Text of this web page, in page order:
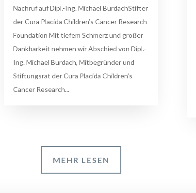
Nachruf auf Dipl.-Ing. Michael BurdachStifter
der Cura Placida Children’s Cancer Research
Foundation Mit tiefem Schmerz und großer
Dankbarkeit nehmen wir Abschied von Dipl.-
Ing. Michael Burdach, Mitbegründer und
Stiftungsrat der Cura Placida Children’s
Cancer Research...
MEHR LESEN